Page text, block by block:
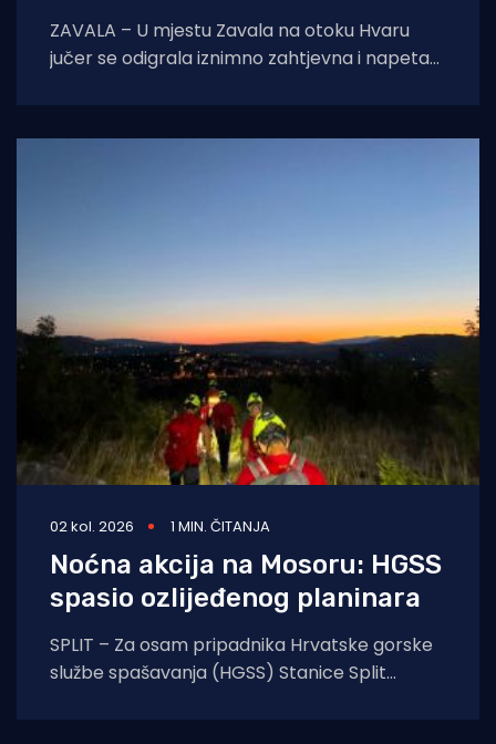
ZAVALA – U mjestu Zavala na otoku Hvaru
jučer se odigrala iznimno zahtjevna i napeta
02 kol. 2026 1 MIN. ČITANJA
Noćna akcija na Mosoru: HGSS
spasio ozlijeđenog planinara
SPLIT – Za osam pripadnika Hrvatske gorske
službe spašavanja (HGSS) Stanice Split